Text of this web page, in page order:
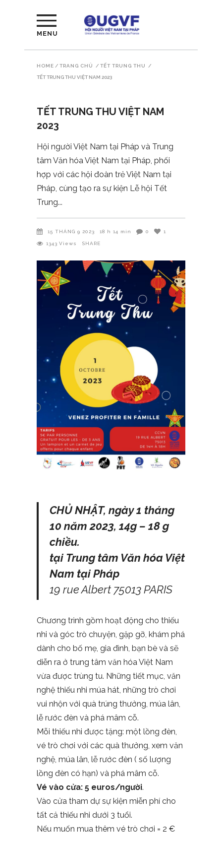
MENU
HOME / TRANG CHỦ / TẾT TRUNG THU /
TẾT TRUNG THU VIỆT NAM 2023
TẾT TRUNG THU VIỆT NAM
2023
Hội người Việt Nam tại Pháp và Trung
tâm Văn hóa Việt Nam tại Pháp, phối
hợp với các hội đoàn trẻ Việt Nam tại
Pháp, cùng tạo ra sự kiện Lễ hội Tết
Trung
15 THÁNG 9 2023 18 h 14 min 0 1
1343 Views SHARE
CHỦ NHẬT, ngày 1 tháng
10 năm 2023, 14g – 18 g
chiều.
tại Trung tâm Văn hóa Việt
Nam tại Pháp
19 rue Albert 75013 PARIS
Chương trình gồm hoạt động cho thiếu
nhi và góc trò chuyện, gặp gỡ, khám phá
dành cho bố mẹ, gia đình, bạn bè và sẽ
diễn ra ở trung tâm văn hóa Việt Nam
vừa được trùng tu. Những tiết mục, văn
nghệ thiếu nhi múa hát, những trò chơi
vui nhộn với quà trúng thưởng, múa lân,
lễ rước đèn và phá mâm cỗ.
Mỗi thiếu nhi được tặng: một lồng đèn,
vé trò chơi với các quà thưởng, xem văn
nghệ, múa lân, lễ rước đèn ( số lượng
lồng đèn có hạn) và phá mâm cỗ.
Vé vào cửa: 5 euros/người.
Vào cửa tham dự sự kiện miễn phí cho
tất cả thiếu nhi dưới 3 tuổi.
Nếu muốn mua thêm vé trò chơi = 2 €